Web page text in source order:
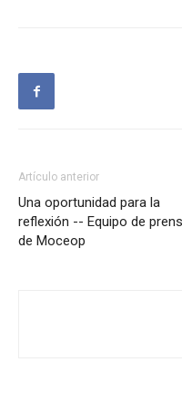
Artículo anterior
Una oportunidad para la
reflexión -- Equipo de
de Moceop